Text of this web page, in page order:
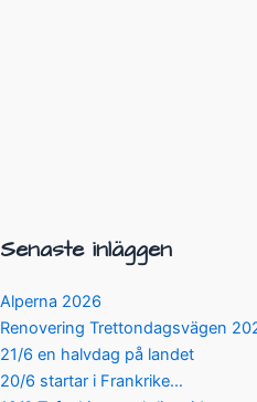
Senaste inläggen
Alperna 2026
Renovering Trettondagsvägen
21/6 en halvdag på landet
20/6 startar i Frankrike…